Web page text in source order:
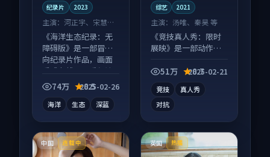
纪录片 2023
主演： 河正宇、宋慧乔
等
《海洋生态纪录：无
障碍版》是一部冒险
向纪录片作品，画面
质感在线，配乐与镜
头配合度高。
74万 8.5
2025-02-26
海洋 生态 深蓝
综艺 2021
主演： 汤唯、秦昊 等
《竞技真人秀：限时
展映》是一部动作向
层层推进，尾声常有
51万 8.7
2025-02-21
竞技
真人秀
对抗
中国 连载中 英国 热播